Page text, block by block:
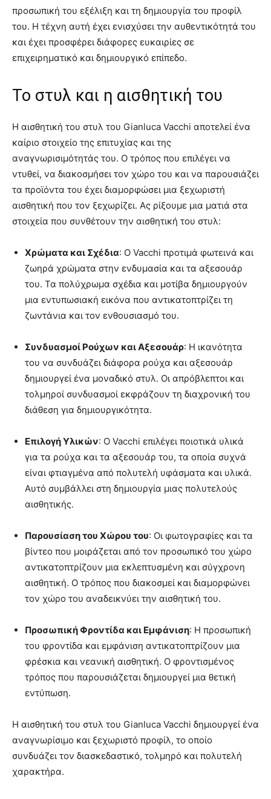
προσωπική του εξέλιξη και τη δημιουργία του προφίλ
του. Η τέχνη αυτή έχει ενισχύσει την αυθεντικότητά του
και έχει προσφέρει διάφορες ευκαιρίες σε
επιχειρηματικό και δημιουργικό επίπεδο.
Το στυλ και η αισθητική του
Η αισθητική του στυλ του Gianluca Vacchi αποτελεί ένα
καίριο στοιχείο της επιτυχίας και της
αναγνωρισιμότητάς του. Ο τρόπος που επιλέγει να
ντυθεί, να διακοσμήσει τον χώρο του και να παρουσιάζει
τα προϊόντα του έχει διαμορφώσει μια ξεχωριστή
αισθητική που τον ξεχωρίζει. Ας ρίξουμε μια ματιά στα
στοιχεία που συνθέτουν την αισθητική του στυλ:
Χρώματα και Σχέδια: Ο Vacchi προτιμά φωτεινά και
ζωηρά χρώματα στην ενδυμασία και τα αξεσουάρ
του. Τα πολύχρωμα σχέδια και μοτίβα δημιουργούν
μια εντυπωσιακή εικόνα που αντικατοπτρίζει τη
ζωντάνια και τον ενθουσιασμό του.
Συνδυασμοί Ρούχων και Αξεσουάρ: Η ικανότητα
του να συνδυάζει διάφορα ρούχα και αξεσουάρ
δημιουργεί ένα μοναδικό στυλ. Οι απρόβλεπτοι και
τολμηροί συνδυασμοί εκφράζουν τη διαχρονική του
διάθεση για δημιουργικότητα.
Επιλογή Υλικών: Ο Vacchi επιλέγει ποιοτικά υλικά
για τα ρούχα και τα αξεσουάρ του, τα οποία συχνά
είναι φτιαγμένα από πολυτελή υφάσματα και υλικά.
Αυτό συμβάλλει στη δημιουργία μιας πολυτελούς
αισθητικής.
Παρουσίαση του Χώρου του: Οι φωτογραφίες και τα
βίντεο που μοιράζεται από τον προσωπικό του χώρο
αντικατοπτρίζουν μια εκλεπτυσμένη και σύγχρονη
αισθητική. Ο τρόπος που διακοσμεί και διαμορφώνει
τον χώρο του αναδεικνύει την αισθητική του.
Προσωπική Φροντίδα και Εμφάνιση: Η προσωπική
του φροντίδα και εμφάνιση αντικατοπτρίζουν μια
φρέσκια και νεανική αισθητική. Ο φροντισμένος
τρόπος που παρουσιάζεται δημιουργεί μια θετική
εντύπωση.
Η αισθητική του στυλ του Gianluca Vacchi δημιουργεί ένα
αναγνωρίσιμο και ξεχωριστό προφίλ, το οποίο
συνδυάζει τον διασκεδαστικό, τολμηρό και πολυτελή
χαρακτήρα.